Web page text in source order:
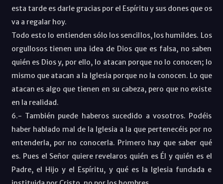
esta tarde es darle gracias por el Espíritu y sus dones que os
va a regalar hoy.
Todo esto lo entienden sólo los sencillos, los humildes. Los
orgullosos tienen una idea de Dios que es falsa, no saben
quién es Dios y, por ello, lo atacan porque no lo conocen; lo
mismo que atacan a la Iglesia porque no la conocen. Lo que
atacan es algo que tienen en su cabeza, pero que no existe
en la realidad.
6.- También puede haberos sucedido a vosotros. Podéis
haber hablado mal de la Iglesia a la que pertenecéis por no
entenderla, por no conocerla. Primero hay que saber qué
es. Pues el Señor quiere revelaros quién es Él y quién es el
Padre, el Hijo y el Espíritu, y qué es la Iglesia fundada e